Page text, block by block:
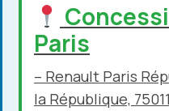
Paris
– Renault Paris
la République,